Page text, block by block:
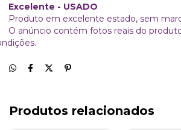
- USADO
em excelente estado, sem
anúncio contém fotos reais do produto
Produtos relacionados